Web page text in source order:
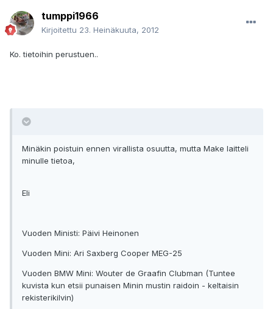
tumppi1966
Kirjoitettu 23. Heinäkuuta, 2012
Ko. tietoihin perustuen..
Minäkin poistuin ennen virallista osuutta, mutta Make laitteli
minulle tietoa,
Eli
Vuoden Ministi: Päivi Heinonen
Vuoden Mini: Ari Saxberg Cooper MEG-25
Vuoden BMW Mini: Wouter de Graafin Clubman (Tuntee
kuvista kun etsii punaisen Minin mustin raidoin - keltaisin
rekisterikilvin)